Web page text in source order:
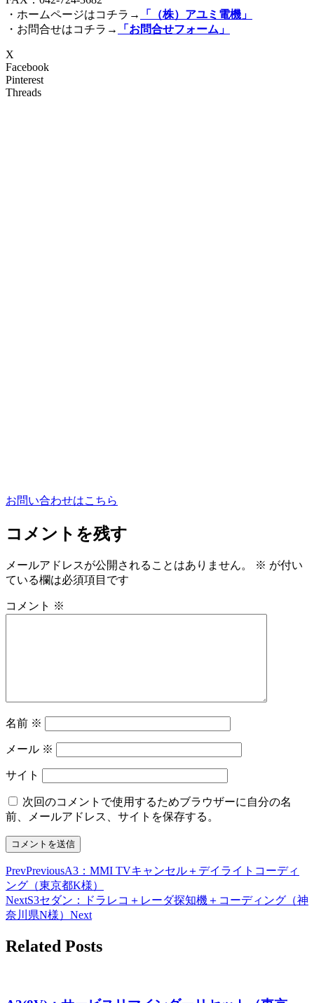
・ホームページはコチラ→
「（株）アユミ電機」
・お問合せはコチラ→
「お問合せフォーム」
X
Facebook
Pinterest
Threads
お問い合わせはこちら
コメントを残す
メールアドレスが公開されることはありません。 ※ が付い
ている欄は必須項目です
コメント ※
名前 ※
メール ※
サイト
次回のコメントで使用するためブラウザーに自分の名
前、メールアドレス、サイトを保存する。
PrevPreviousA3：MMI TVキャンセル＋デイライトコーディ
ング（東京都K様）
NextS3セダン：ドラレコ＋レーダ探知機＋コーディング（神
奈川県N様） Next
Related Posts